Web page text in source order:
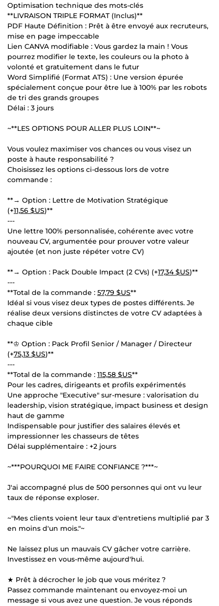
Optimisation technique des mots-clés
**LIVRAISON TRIPLE FORMAT (Inclus)**
PDF Haute Définition : Prêt à être envoyé aux recruteurs,
mise en page impeccable
Lien CANVA modifiable : Vous gardez la main ! Vous
pourrez modifier le texte, les couleurs ou la photo à
volonté et gratuitement dans le futur
Word Simplifié (Format ATS) : Une version épurée
spécialement conçue pour être lue à 100% par les robots
de tri des grands groupes
Délai : 3 jours
~**LES OPTIONS POUR ALLER PLUS LOIN**~
Vous voulez maximiser vos chances ou vous visez un
poste à haute responsabilité ?
Choisissez les options ci-dessous lors de votre
commande :
**→ Option : Lettre de Motivation Stratégique
(+11,56 $US)**
---
Une lettre 100% personnalisée, cohérente avec votre
nouveau CV, argumentée pour prouver votre valeur
ajoutée (et non juste répéter votre CV)
**→ Option : Pack Double Impact (2 CVs) (+17,34 $US)**
---
**Total de la commande : 57,79 $US**
Idéal si vous visez deux types de postes différents. Je
réalise deux versions distinctes de votre CV adaptées à
chaque cible
**♔ Option : Pack Profil Senior / Manager / Directeur
(+75,13 $US)**
---
**Total de la commande : 115,58 $US**
Pour les cadres, dirigeants et profils expérimentés
Une approche "Executive" sur-mesure : valorisation du
leadership, vision stratégique, impact business et design
haut de gamme
Indispensable pour justifier des salaires élevés et
impressionner les chasseurs de têtes
Délai supplémentaire : +2 jours
~***POURQUOI ME FAIRE CONFIANCE ?***~
J'ai accompagné plus de 500 personnes qui ont vu leur
taux de réponse exploser.
~"Mes clients voient leur taux d'entretiens multiplié par 3
en moins d'un mois."~
Ne laissez plus un mauvais CV gâcher votre carrière.
Investissez en vous-même aujourd'hui.
★ Prêt à décrocher le job que vous méritez ?
Passez commande maintenant ou envoyez-moi un
message si vous avez une question. Je vous réponds